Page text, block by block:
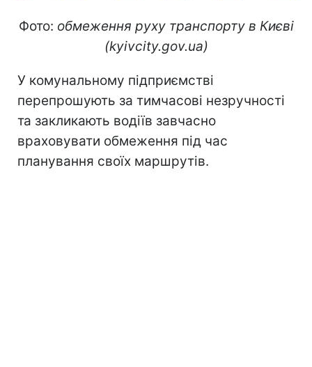
Фото: обмеження руху транспорту в Києві
(kyivcity.gov.ua)
У комунальному підприємстві
перепрошують за тимчасові незручності
та закликають водіїв завчасно
враховувати обмеження під час
планування своїх маршрутів.